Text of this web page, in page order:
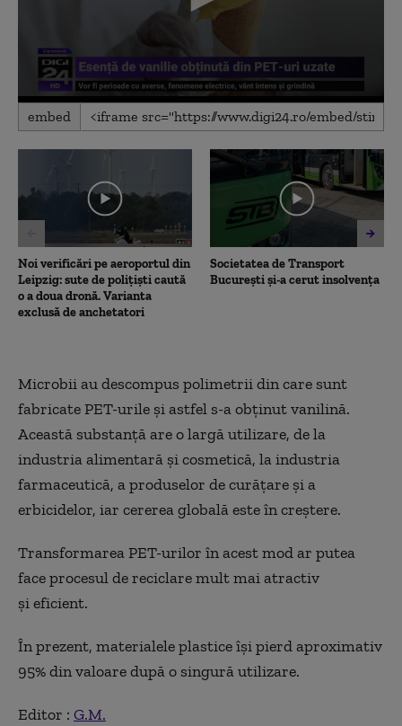
0
seconds
35
embed
Noi verificări pe aeroportul din
Leipzig: sute de polițiști caută
o a doua dronă. Varianta
exclusă de anchetatori
Societatea de Transport
București și-a cerut insolvența
Microbii au descompus polimetrii din care sunt
fabricate PET-urile și astfel s-a obținut vanilină.
Această substanță are o largă utilizare, de la
industria alimentară și cosmetică, la industria
farmaceutică, a produselor de curățare și a
erbicidelor, iar cererea globală este în creștere.
Transformarea PET-urilor în acest mod ar putea
face procesul de reciclare mult mai atractiv
și eficient.
În prezent, materialele plastice își pierd aproximativ
95% din valoare după o singură utilizare.
Editor : G.M.